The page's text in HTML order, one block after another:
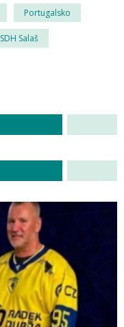
Portugalsko
SDH Salaš